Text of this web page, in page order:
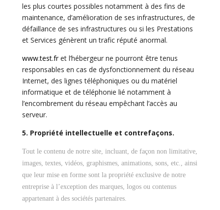
les plus courtes possibles notamment à des fins de
maintenance, d’amélioration de ses infrastructures, de
défaillance de ses infrastructures ou si les Prestations
et Services génèrent un trafic réputé anormal.
www.test.fret l’hébergeur ne pourront être tenus
responsables en cas de dysfonctionnement du réseau
Internet, des lignes téléphoniques ou du matériel
informatique et de téléphonie lié notamment à
l’encombrement du réseau empêchant l’accès au
serveur.
5. Propriété intellectuelle et contrefaçons.
Tout le contenu de notre site, incluant, de façon non limitative,
images, textes, vidéos, graphismes, animations, sons, etc., ainsi
que leur mise en forme sont la propriété exclusive de notre
entreprise à l’exception des marques, logos ou contenus
appartenant à des sociétés partenaires.